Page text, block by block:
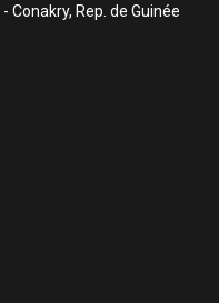
Rep. de Guinée